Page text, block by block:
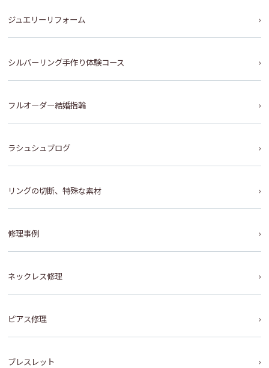
ジュエリーリフォーム
シルバーリング手作り体験コース
フルオーダー結婚指輪
ラシュシュブログ
リングの切断、特殊な素材
修理事例
ネックレス修理
ピアス修理
ブレスレット